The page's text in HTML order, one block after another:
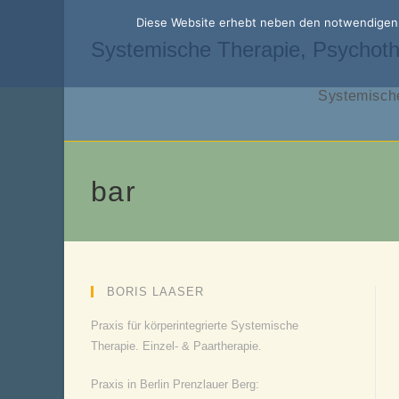
Systemische Therapie,
bar
BORIS LAASER
Praxis für körperintegrierte Systemische
Therapie. Einzel- & Paartherapie.
Praxis in Berlin Prenzlauer Berg:
Diese Website erhebt neben den